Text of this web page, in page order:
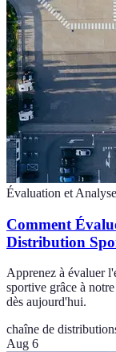
Évaluation et Analyse
Comment
Distribution
Apprenez à évaluer
sportive grâce à
dès aujourd'hui.
chaîne de distribution
Aug 6